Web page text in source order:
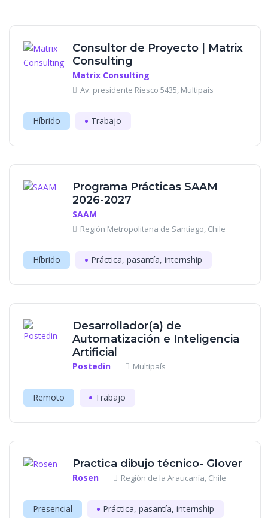
Consultor de Proyecto | Matrix
Consulting
Matrix Consulting
Av. presidente Riesco 5435, Multipaís
Híbrido Trabajo
Programa Prácticas SAAM
2026-2027
SAAM
Región Metropolitana de Santiago, Chile
Híbrido Práctica, pasantía, internship
Desarrollador(a) de
Automatización e Inteligencia
Artificial
Postedin Multipaís
Remoto Trabajo
Practica dibujo técnico- Glover
Rosen Región de la Araucanía, Chile
Presencial Práctica, pasantía, internship